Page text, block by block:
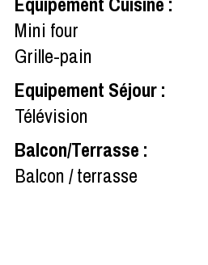
Mini four
Grille-pain
Equipement Séjour:
Télévision
Balcon/Terrasse :
Balcon / terrasse